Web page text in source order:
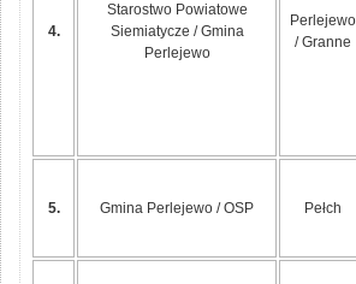
4.
Starostwo Powiatowe
Siemiatycze / Gmina
Perlejewo
Perlejewo
/ Granne
5. Gmina Perlejewo / OSP Pełch